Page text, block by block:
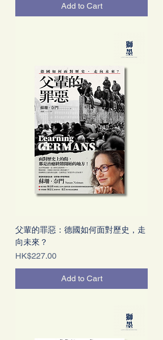
Add to Cart
父輩的罪惡：德國如何面對歷史，走
向未來？
Price
HK$227.00
Add to Cart